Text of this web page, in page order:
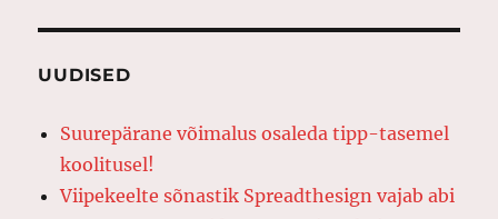
UUDISED
Suurepärane võimalus osaleda tipp-tasemel
koolitusel!
Viipekeelte sõnastik Spreadthesign vajab abi